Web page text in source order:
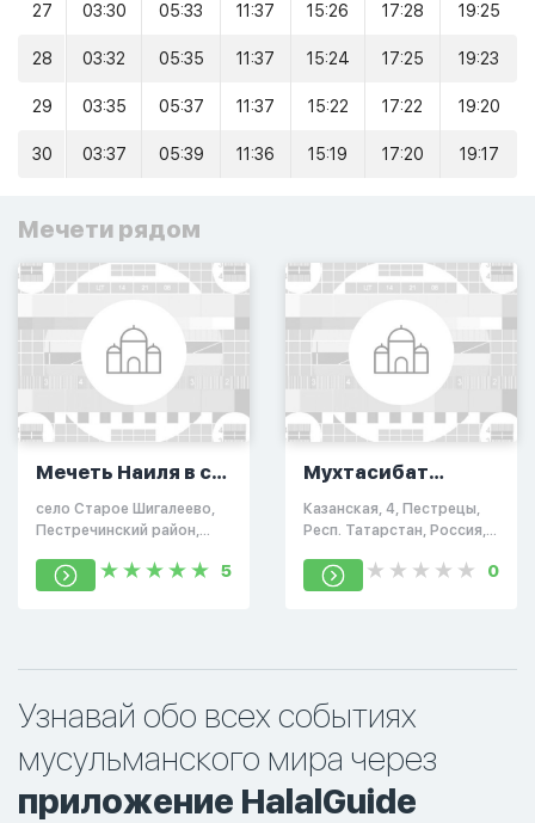
27 03:30 05:33 11:37 15:26 17:28 19:25
28 03:32 05:35 11:37 15:24 17:25 19:23
29 03:35 05:37 11:37 15:22 17:22 19:20
30 03:37 05:39 11:36 15:19 17:20 19:17
Мечети рядом
Мечеть Наиля в с.
Старое Шигалеево
село Старое Шигалеево,
Пестречинский район,
5
Мухтасибат
Пестречинского
района
Казанская, 4, Пестрецы,
Респ. Татарстан, Россия,
0
Узнавай обо всех событиях
мусульманского мира через
приложение HalalGuide